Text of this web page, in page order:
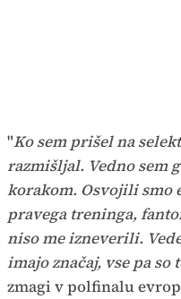
"Ko sem prišel na
razmišljal. Vedno sem
korakom. Osvojili smo
pravega treninga,
niso me izneverili.
imajo značaj, vse pa so
zmagi v polfinalu